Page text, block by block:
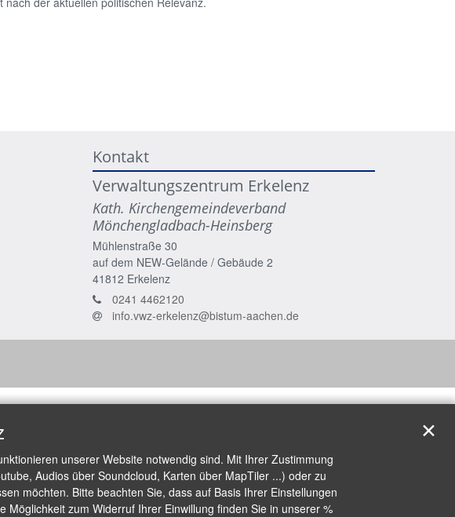
Kontakt
Verwaltungszentrum Erkelenz
Kath. Kirchengemeindeverband
Mönchengladbach-Heinsberg
Mühlenstraße 30
auf dem NEW-Gelände / Gebäude 2
41812 Erkelenz
0241 4462120
info.vwz-erkelenz@bistum-aachen.de
unserer Website notwendig sind. Mit Ihrer Zustimmung
Audios über Soundcloud, Karten über MapTiler ...) oder zu
möchten. Bitte beachten Sie, dass auf Basis Ihrer Einstellungen
zum Widerruf Ihrer Einwillung finden Sie in unserer %
✕